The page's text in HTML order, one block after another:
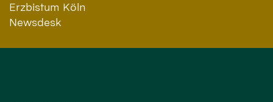
Erzbistum Köln
Newsdesk